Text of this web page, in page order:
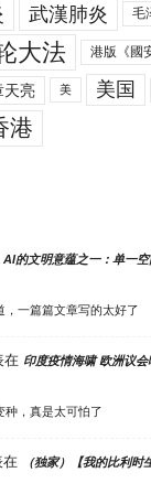
武漢肺炎 毛
大法 港版《國
天亮 美 美国
港
AI的文明意蕴之一：单一
，一篇篇文章写的太好了
在 印度疫情海啸 欧洲议
种，真是太可怕了
在
（独家）【我的比利